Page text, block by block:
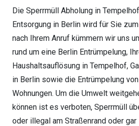
Die Sperrmüll Abholung in
Entsorgung in Berlin wird für Sie
nach Ihrem Anruf kümmern wir uns
rund um eine Berlin Entrümpelung,
Haushaltsauflösung in Tempelhof,
in Berlin sowie die Entrümpelung
Wohnungen. Um die Umwelt
können ist es verboten, Sperrmüll
oder illegal am Straßenrand oder gar